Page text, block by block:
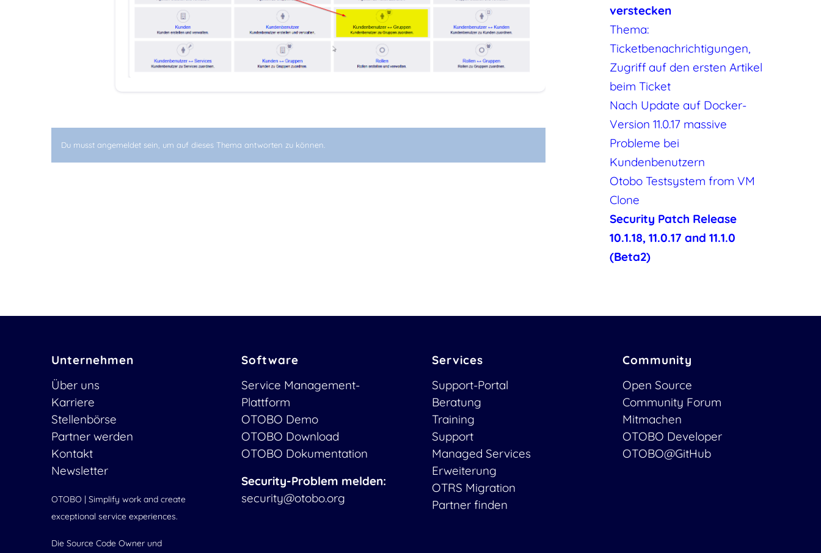
Du musst angemeldet sein, um auf dieses Thema antworten zu können.
verstecken
Thema:
Ticketbenachrichtigungen,
Zugriff auf den ersten Artikel
beim Ticket
Nach Update auf Docker-
Version 11.0.17 massive
Probleme bei
Kundenbenutzern
Otobo Testsystem from VM
Clone
Security Patch Release
10.1.18, 11.0.17 and 11.1.0
(Beta2)
Unternehmen
Über uns
Karriere
Stellenbörse
Partner werden
Kontakt
Newsletter
OTOBO | Simplify work and create
exceptional service experiences.
Die Source Code Owner und
Software
Service Management-
Plattform
OTOBO Demo
OTOBO Download
OTOBO Dokumentation
Security-Problem melden:
security@otobo.org
Services
Support-Portal
Beratung
Training
Support
Managed Services
Erweiterung
OTRS Migration
Partner finden
Community
Open Source
Community Forum
Mitmachen
OTOBO Developer
OTOBO@GitHub